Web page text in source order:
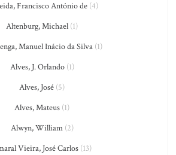
Francisco António de (4)
Altenburg, Michael (1)
Manuel Inácio da Silva(1)
Alves, J. Orlando(1)
Alves, José (5)
Alves, Mateus (1)
Alwyn, William(2)
Vieira, José Carlos (13)